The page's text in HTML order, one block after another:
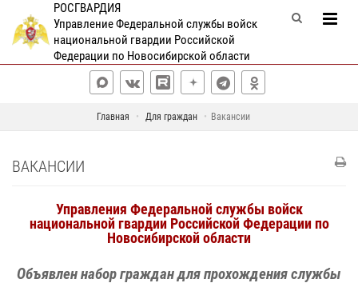
РОСГВАРДИЯ
Управление Федеральной службы войск
национальной гвардии Российской
Федерации по Новосибирской области
Главная Для граждан Вакансии
ВАКАНСИИ
Управления Федеральной службы войск
национальной гвардии Российской Федерации по
Новосибирской области
Объявлен набор граждан для прохождения службы